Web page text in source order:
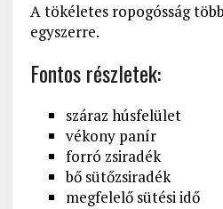
A tökéletes ropogósság
egyszerre.
Fontos részletek:
száraz húsfelület
vékony panír
forró zsiradék
bő sütőzsiradék
megfelelő sütési idő